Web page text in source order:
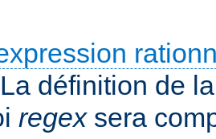
définition de
regexsera